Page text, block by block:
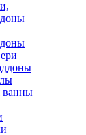
ванны